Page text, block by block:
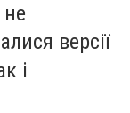
версії
і